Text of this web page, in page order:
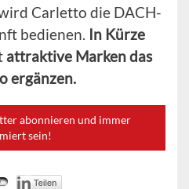
Carletto die DACH-
bedienen. In Kürze
attraktive Marken das
ergänzen.
abonnieren und immer
sein!